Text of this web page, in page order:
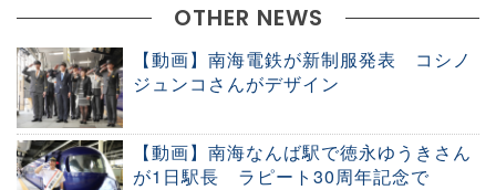
OTHER NEWS
【動画】南海電鉄が新制服発表 コシノ
ジュンコさんがデザイン
【動画】南海なんば駅で徳永ゆうきさん
が1日駅長 ラピート30周年記念で